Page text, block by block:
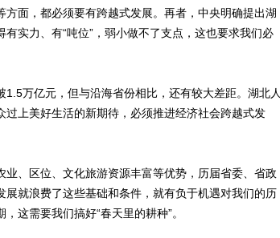
面，都必须要有跨越式发展。再者，中央明确提出湖
实力、有“吨位”，弱小做不了支点，这也要求我们必
万亿元，但与沿海省份相比，还有较大差距。湖北人
上美好生活的新期待，必须推进经济社会跨越式发
、区位、文化旅游资源丰富等优势，历届省委、省政
就浪费了这些基础和条件，就有负于机遇对我们的历
这需要我们搞好“春天里的耕种”。